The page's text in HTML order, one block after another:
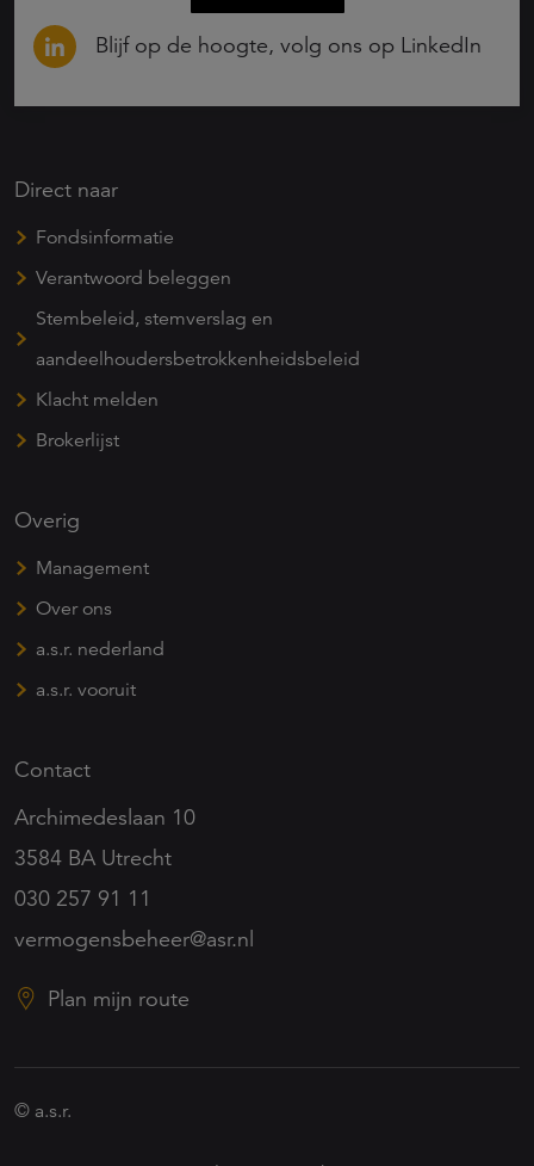
Blijf op de hoogte, volg ons op LinkedIn
Direct naar
Fondsinformatie
Verantwoord beleggen
Stembeleid, stemverslag en
aandeelhoudersbetrokkenheidsbeleid
Klacht melden
Brokerlijst
Overig
Management
Over ons
a.s.r. nederland
a.s.r. vooruit
Contact
Archimedeslaan 10
3584 BA Utrecht
030 257 91 11
vermogensbeheer@asr.nl
Plan mijn route
© a.s.r.